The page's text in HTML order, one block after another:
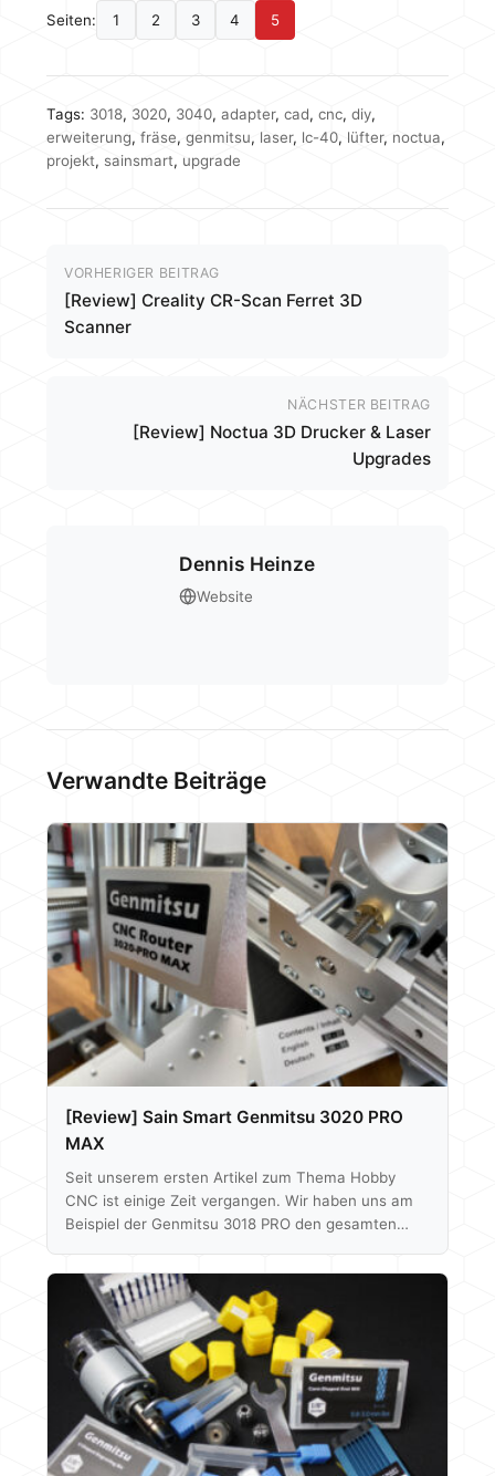
Seiten: 1 2 3 4 5
Tags: 3018, 3020, 3040, adapter, cad, cnc, diy,
erweiterung, fräse, genmitsu, laser, lc-40, lüfter, noctua,
projekt, sainsmart, upgrade
VORHERIGER BEITRAG
[Review] Creality CR-Scan Ferret 3D
Scanner
NÄCHSTER BEITRAG
[Review] Noctua 3D Drucker & Laser
Upgrades
Dennis Heinze
Website
Verwandte Beiträge
[Review] Sain Smart Genmitsu 3020 PRO
MAX
Seit unserem ersten Artikel zum Thema Hobby
CNC ist einige Zeit vergangen. Wir haben uns am
Beispiel der Genmitsu 3018 PRO den gesamten
Programmieren und letztendlich auch übers Fräsen
angeschaut und euch näher gebracht. Sain Smart
ist in der Zwischenzeit nicht untätig gewesen und
hat mit der 3020 PRO MAX einen weiteren Ableger
ins Leben gerufen. Frisch auf dem europäischen
Markt angelangt, schauen wir uns das Modell
etwas…